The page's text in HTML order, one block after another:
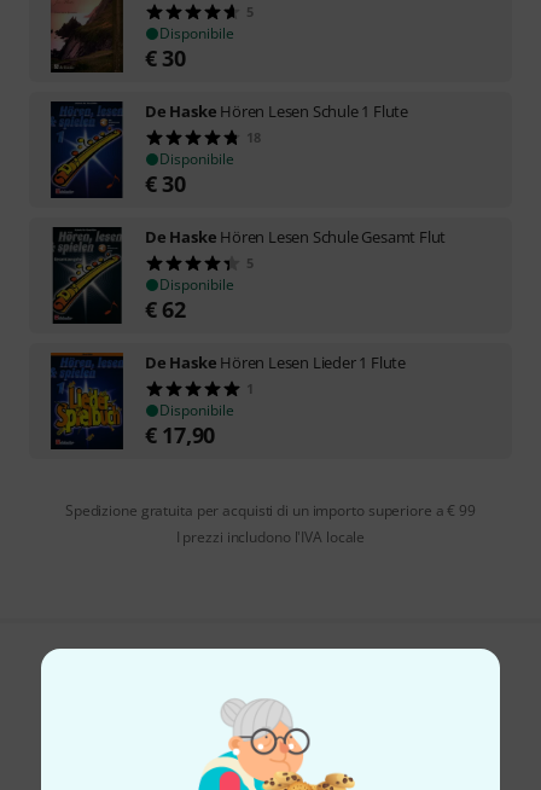
5
Disponibile
€ 30
De Haske Hören Lesen Schule 1 Flute
18
Disponibile
€ 30
De Haske Hören Lesen Schule Gesamt Flut
5
Disponibile
€ 62
De Haske Hören Lesen Lieder 1 Flute
1
Disponibile
€ 17,90
Spedizione gratuita per acquisti di un importo superiore a € 99
I prezzi includono l'IVA locale
Aiuto e Commenti